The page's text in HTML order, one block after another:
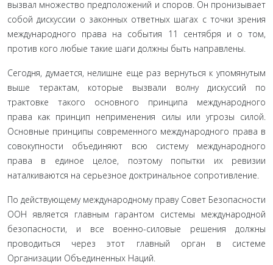
вызвал множество предположений и споров. Он прони­зывает
собой дискуссии о законных ответных шагах с точки зрения
международного права на события 11 сентября и о том,
против кого любые такие шаги должны быть направ­лены.
Сегодня, думается, нелишне еще раз вернуться к упомя­нутым
выше терактам, которые вызвали волну дискуссий по
трактовке такого основного принципа международного
права как принцип неприменения силы или угрозы силой.
Основ­ные принципы современного международного права в
сово­купности объединяют всю систему международного
права в единое целое, поэтому попытки их ревизии
наталкиваются на серьезное доктринальное сопротивление.
По действующему международному праву Совет Безо­пасности
ООН является главным гарантом системы междуна­родной
безопасности, и все военно-силовые решения должны
проводиться через этот главный орган в системе
Организации Объединенных Наций.